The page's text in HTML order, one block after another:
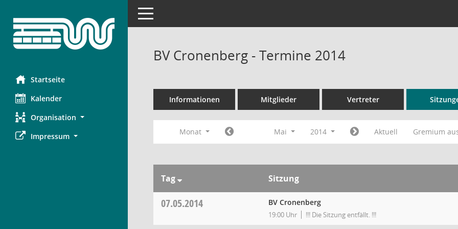
Startseite
Kalender
Organisation
Impressum
Toggle navigation
BV Cronenberg - Termine 2014
Informationen Mitglieder Vertreter
Monat Mai 2014 Aktuell Gremium
Tag Sitzung
07.05.2014 BV Cronenberg
19:00 Uhr !!! Die Sitzung entfällt. !!!